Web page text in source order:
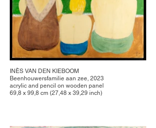
INÈS VAN DEN KIEBOOM
Beenhouwersfamilie aan zee, 2023
acrylic and pencil on wooden panel
69,8 x 99,8 cm (27,48 x 39,29 inch)